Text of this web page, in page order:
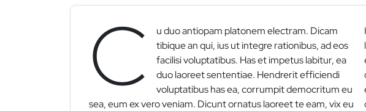
C
u duo antiopam platonem electram. Dicam
tibique an qui, ius ut integre rationibus, ad eos
facilisi voluptatibus. Has et impetus labitur, ea
duo laoreet sententiae. Hendrerit efficiendi
voluptatibus has ea, corrumpit democritum eu
sea, eum ex vero veniam. Dicunt ornatus laoreet te eam, vix eu